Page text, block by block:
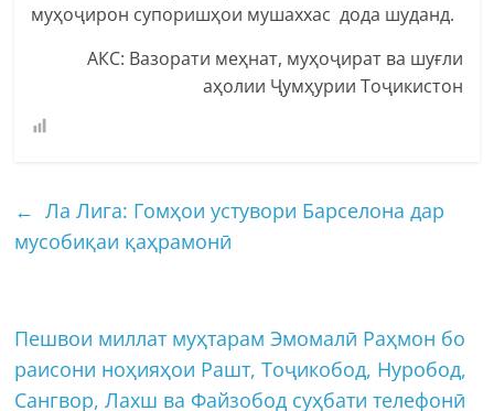
муҳоҷирон супоришҳои мушаххас дода шуданд.
АКС: Вазорати меҳнат, муҳоҷират ва шуғли
аҳолии Ҷумҳурии Тоҷикистон
← Ла Лига: Гомҳои устувори Барселона дар
мусобиқаи қаҳрамонӣ
Пешвои миллат муҳтарам Эмомалӣ Раҳмон бо
раисони ноҳияҳои Рашт, Тоҷикобод, Нуробод,
Сангвор, Лахш ва Файзобод суҳбати телефонӣ